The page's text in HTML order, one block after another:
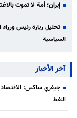
إيران؛ أمة لا تموت
تحليل زيارة رئيس وزراء
السياسية
آخر الأخبار
جيفري ساكس: الاقتصاد
النفط